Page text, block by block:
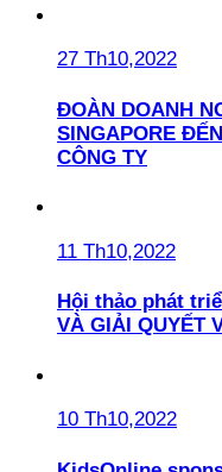
27 Th10,2022
ĐOÀN DOANH
SINGAPORE
CÔNG TY
11 Th10,2022
Hội thảo phát
VÀ GIẢI QUYẾT
10 Th10,2022